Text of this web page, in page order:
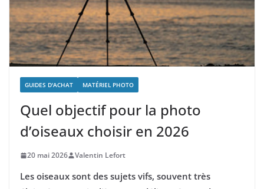
GUIDES D'ACHAT MATÉRIEL PHOTO
Quel objectif pour la photo
d’oiseaux choisir en 2026
20 mai 2026 Valentin Lefort
Les oiseaux sont des sujets vifs, souvent très